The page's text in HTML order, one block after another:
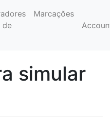
de
Marcações
simular